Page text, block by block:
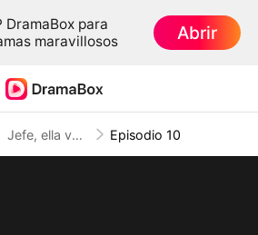
DramaBox para
maravillosos
Abrir
Jefe, ella volvió a decir que no (Doblado) Episodio 10